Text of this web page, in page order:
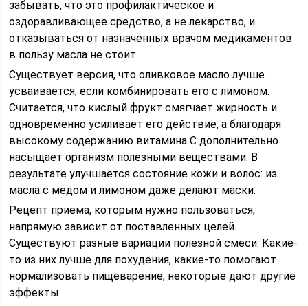
забывать, что это профилактическое и
оздоравливающее средство, а не лекарство, и
отказываться от назначенных врачом медикаментов
в пользу масла не стоит.
Существует версия, что оливковое масло лучше
усваивается, если комбинировать его с лимоном.
Считается, что кислый фрукт смягчает жирность и
одновременно усиливает его действие, а благодаря
высокому содержанию витамина C дополнительно
насыщает организм полезными веществами. В
результате улучшается состояние кожи и волос: из
масла с медом и лимоном даже делают маски.
Рецепт приема, которым нужно пользоваться,
напрямую зависит от поставленных целей.
Существуют разные вариации полезной смеси. Какие-
то из них лучше для похудения, какие-то помогают
нормализовать пищеварение, некоторые дают другие
эффекты.